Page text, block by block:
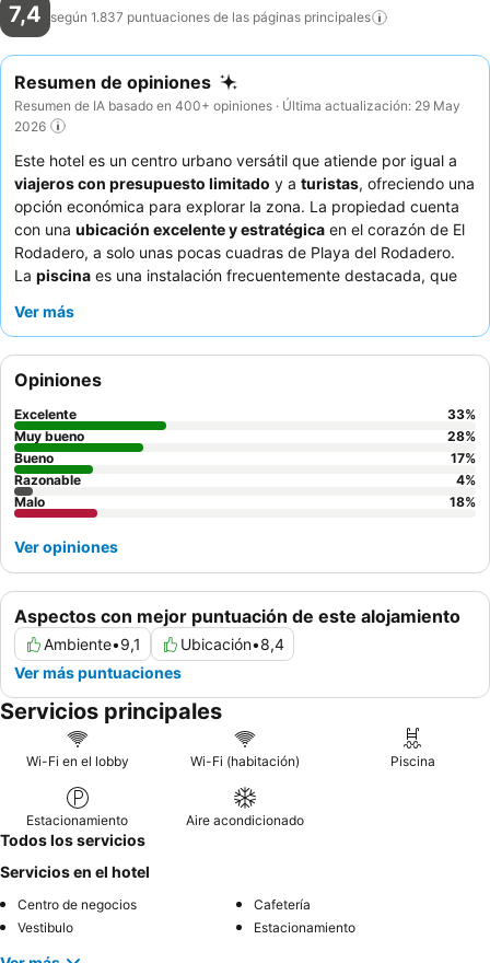
7,4 según 1.837 puntuaciones de las páginas principales
Resumen de opiniones
Resumen de IA basado en 400+ opiniones · Última actualización: 29 May
2026
Este hotel es un centro urbano versátil que atiende por igual a
viajeros con presupuesto limitado y a turistas, ofreciendo una
opción económica para explorar la zona. La propiedad cuenta
con una ubicación excelente y estratégica en el corazón de El
Rodadero, a solo unas pocas cuadras de Playa del Rodadero.
La piscina es una instalación frecuentemente destacada, que
constantemente la
recepción. Para una estancia más tranquila, los huéspedes
pueden preferir habitaciones que no den a la calle debido al
posibleruido de la vida nocturna
Ver más
Aspectos con mejor puntuación de este alojamiento
Ambiente•9,1 Ubicación•8,4
Ver más puntuaciones
Opiniones
Excelente 33%
Muy bueno
28%
Bueno
17%
Razonable
4%
Malo
18%
Ver opiniones
Servicios principales
Wi-Fi en el lobby Wi-Fi (habitación) Piscina
Estacionamiento Aire acondicionado
Todos los servicios
Servicios en el hotel
Centro de negocios
Cafetería
Vestibulo
Estacionamiento